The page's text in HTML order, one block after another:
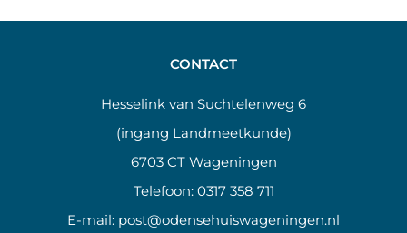
CONTACT
Hesselink van Suchtelenweg 6
(ingang Landmeetkunde)
6703 CT Wageningen
Telefoon: 0317 358 711
E-mail: post@odensehuiswageningen.nl